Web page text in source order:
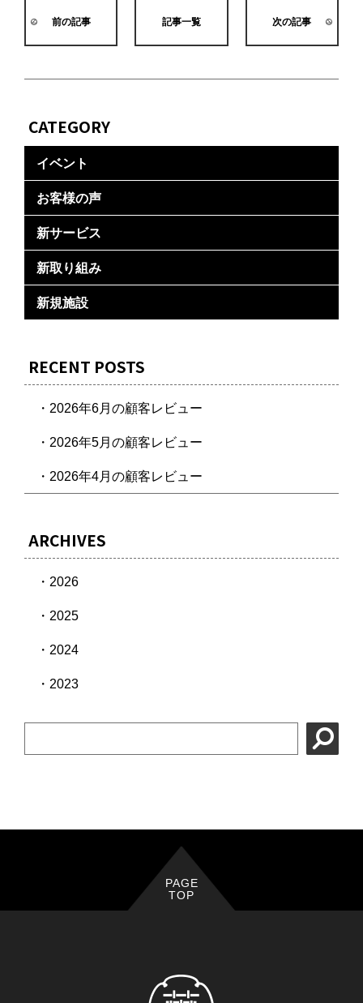
前の記事 記事一覧 次の記事
CATEGORY
イベント
お客様の声
新サービス
新取り組み
新規施設
RECENT POSTS
・2026年6月の顧客レビュー
・2026年5月の顧客レビュー
・2026年4月の顧客レビュー
ARCHIVES
2026
2025
2024
2023
PAGE
TOP